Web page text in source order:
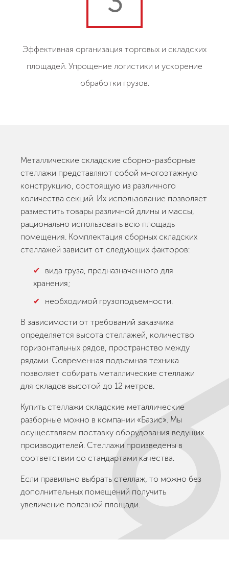
Эффективная организация торговых и складских
площадей. Упрощение логистики и ускорение
обработки грузов.
Металлические складские сборно-разборные
стеллажи представляют собой многоэтажную
конструкцию, состоящую из различного
количества секций. Их использование позволяет
разместить товары различной длины и массы,
рационально использовать всю площадь
помещения. Комплектация сборных складских
стеллажей зависит от следующих факторов:
вида груза, предназначенного для
хранения;
необходимой грузоподъемности.
В зависимости от требований заказчика
определяется высота стеллажей, количество
горизонтальных рядов, пространство между
рядами. Современная подъемная техника
позволяет собирать металлические стеллажи
для складов высотой до 12 метров.
Купить стеллажи складские металлические
разборные можно в компании «Базис». Мы
осуществляем поставку оборудования ведущих
производителей. Стеллажи произведены в
соответствии со стандартами качества.
Если правильно выбрать стеллаж, то можно без
дополнительных помещений получить
увеличение полезной площади.